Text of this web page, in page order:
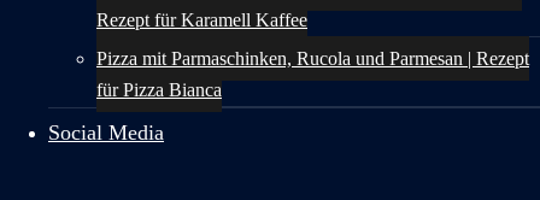
Rezept für Karamell Kaffee
Pizza mit Parmaschinken, Rucola und Parmesan | Rezept
für Pizza Bianca
Social Media